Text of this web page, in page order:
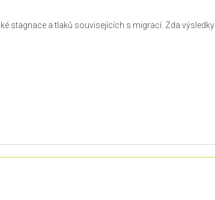
stagnace a tlaků souvisejících s migrací. Zda výsledky